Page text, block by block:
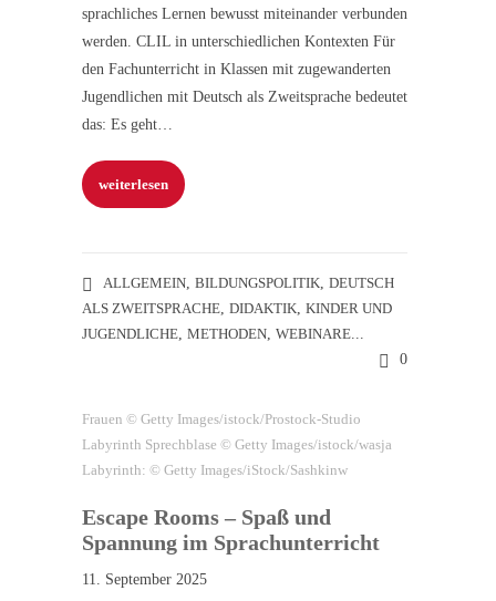
sprachliches Lernen bewusst miteinander verbunden
werden. CLIL in unterschiedlichen Kontexten Für
den Fachunterricht in Klassen mit zugewanderten
Jugendlichen mit Deutsch als Zweitsprache bedeutet
das: Es geht…
weiterlesen
ALLGEMEIN, BILDUNGSPOLITIK, DEUTSCH
ALS ZWEITSPRACHE, DIDAKTIK, KINDER UND
JUGENDLICHE, METHODEN, WEBINARE...
0
Frauen © Getty Images/istock/Prostock-Studio
Labyrinth Sprechblase © Getty Images/istock/wasja
Labyrinth: © Getty Images/iStock/Sashkinw
Escape Rooms – Spaß und
Spannung im Sprachunterricht
11. September 2025